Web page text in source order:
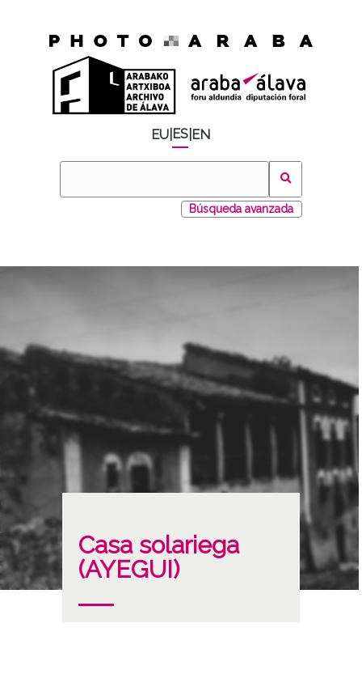
EU ES EN
Búsqueda avanzada
Casa solariega
(AYEGUI)